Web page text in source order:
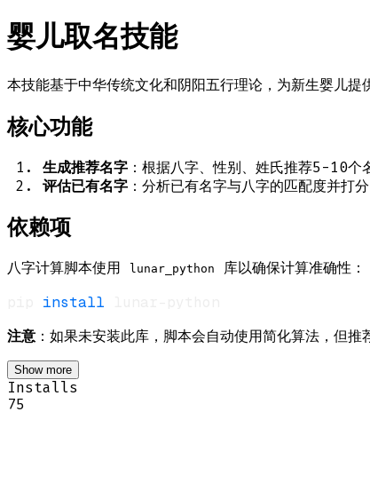
婴儿取名技能
本技能基于中华传统文化和阴阳五行理论，为新生婴儿提
核心功能
生成推荐名字 ：根据八字、性别、姓氏推荐5-10个
评估已有名字 ：分析已有名字与八字的匹配度并打分
依赖项
八字计算脚本使用 lunar_python 库以确保计算准确性：
install
注意 ：如果未安装此库，脚本会自动使用简化算法，但推
Show more
Installs
75